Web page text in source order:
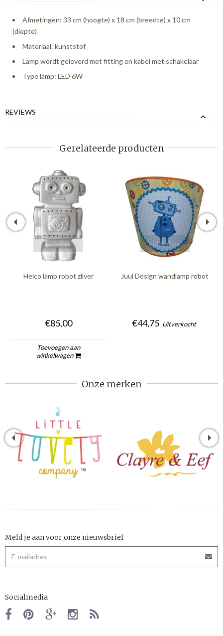
Afmetingen: 33 cm (hoogte) x 18 cm (breedte) x 10 cm
(diepte)
Materiaal: kunststof
Lamp wordt geleverd met fitting en kabel met schakelaar
Type lamp: LED 6W
REVIEWS
Gerelateerde producten
quickshop
Heico lamp robot zilver
€85,00
Toevoegen aan
winkelwagen
quickshop
Juul Design wandlamp robot
€44,75 Uitverkocht
Onze merken
Meld je aan voor onze nieuwsbrief
Socialmedia